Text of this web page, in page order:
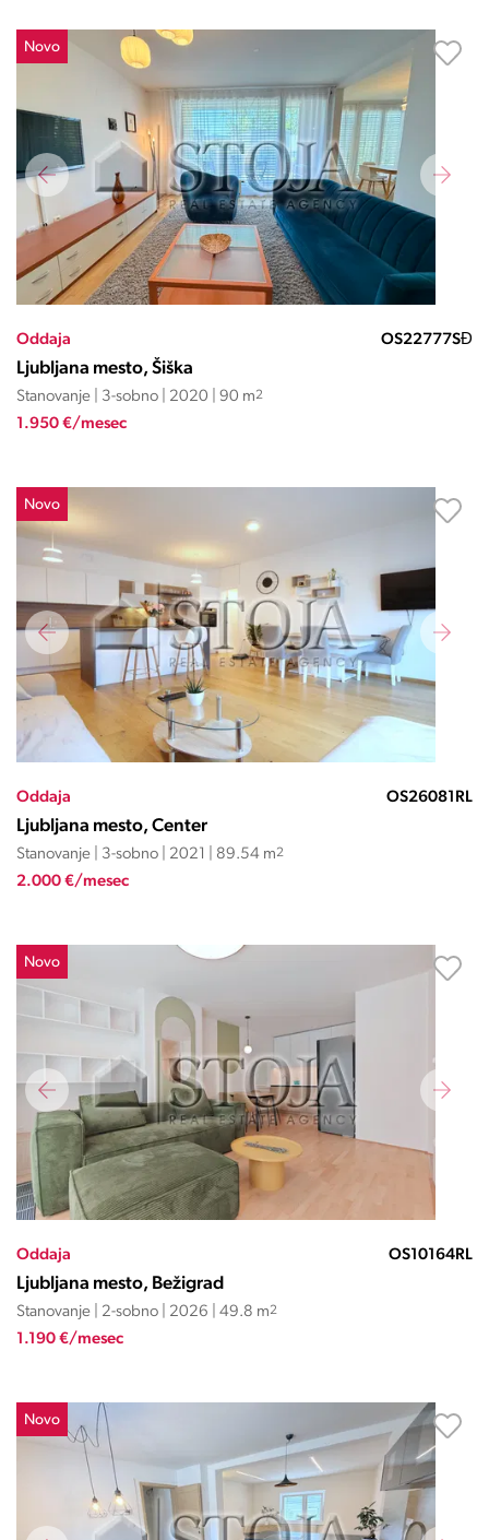
Novo
Oddaja OS22777SĐ
Ljubljana mesto, Šiška
Stanovanje | 3-sobno | 2020 | 90 m2
1.950 €/mesec
Novo
Oddaja OS26081RL
Ljubljana mesto, Center
Stanovanje | 3-sobno | 2021 | 89.54 m2
2.000 €/mesec
Novo
Oddaja OS10164RL
Ljubljana mesto, Bežigrad
Stanovanje | 2-sobno | 2026 | 49.8 m2
1.190 €/mesec
Novo